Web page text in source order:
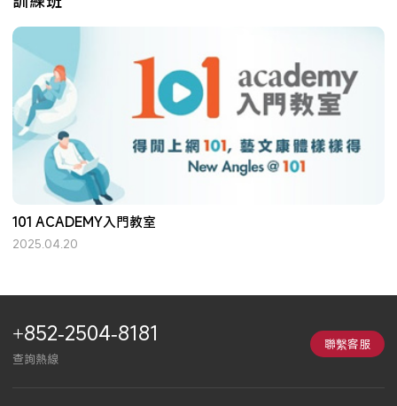
101 ACADEMY入門教室
2025.04.20
+852-2504-8181
查詢熱線
聯繫客服